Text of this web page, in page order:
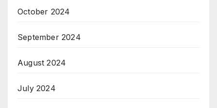
October 2024
September 2024
August 2024
July 2024